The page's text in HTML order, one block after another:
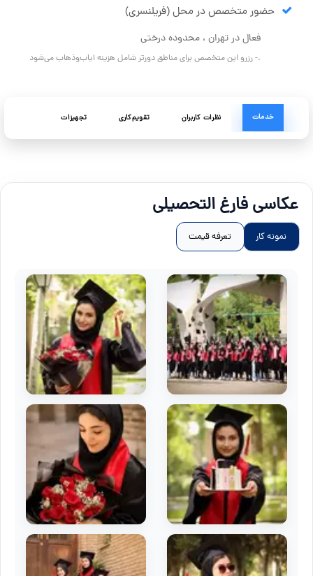
حضور متخصص در محل (فریلنسری)
فعال در تهران ، محدوده درختی
.- رزرو این متخصص برای مناطق دورتر شامل هزینه ایاب‌وذهاب می‌شود
خدمات نظرات کاربران تقویم‌کاری تجهیزات
عکاسی فارغ التحصیلی
نمونه کار تعرفه قیمت